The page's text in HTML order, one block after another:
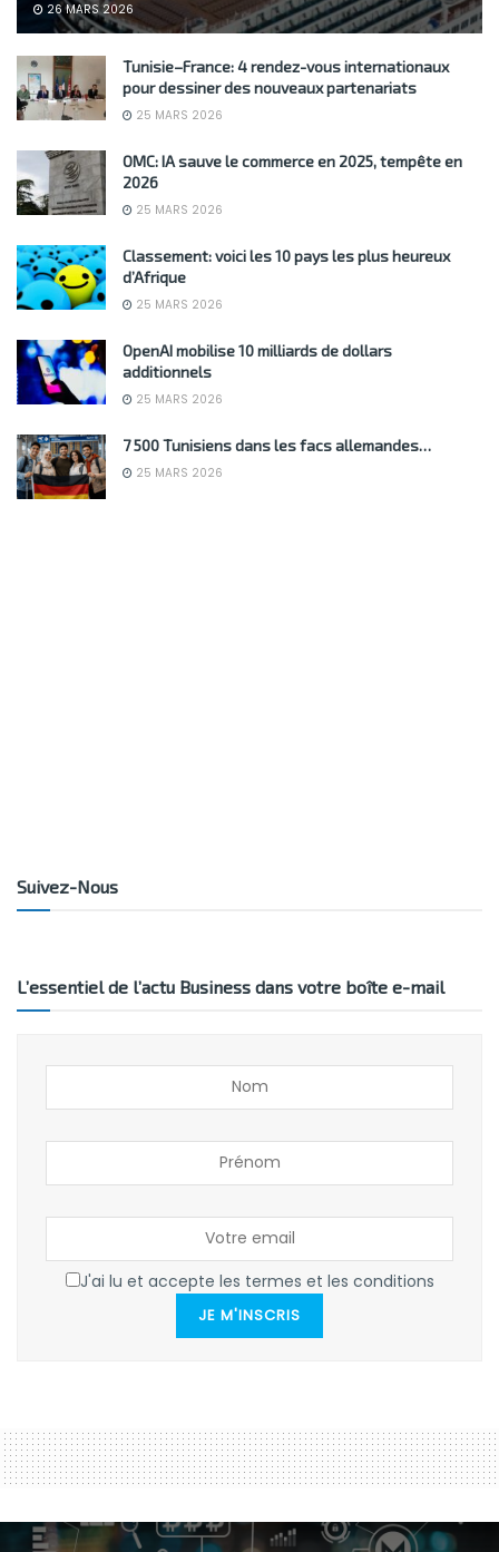
26 MARS 2026
Tunisie–France: 4 rendez-vous internationaux
pour dessiner des nouveaux partenariats
25 MARS 2026
OMC: IA sauve le commerce en 2025, tempête en
2026
25 MARS 2026
Classement: voici les 10 pays les plus heureux
d’Afrique
25 MARS 2026
OpenAI mobilise 10 milliards de dollars
additionnels
25 MARS 2026
7 500 Tunisiens dans les facs allemandes…
25 MARS 2026
Suivez-Nous
L’essentiel de l’actu Business dans votre boîte e-mail
J'ai lu et accepte les termes et les conditions
JE M'INSCRIS